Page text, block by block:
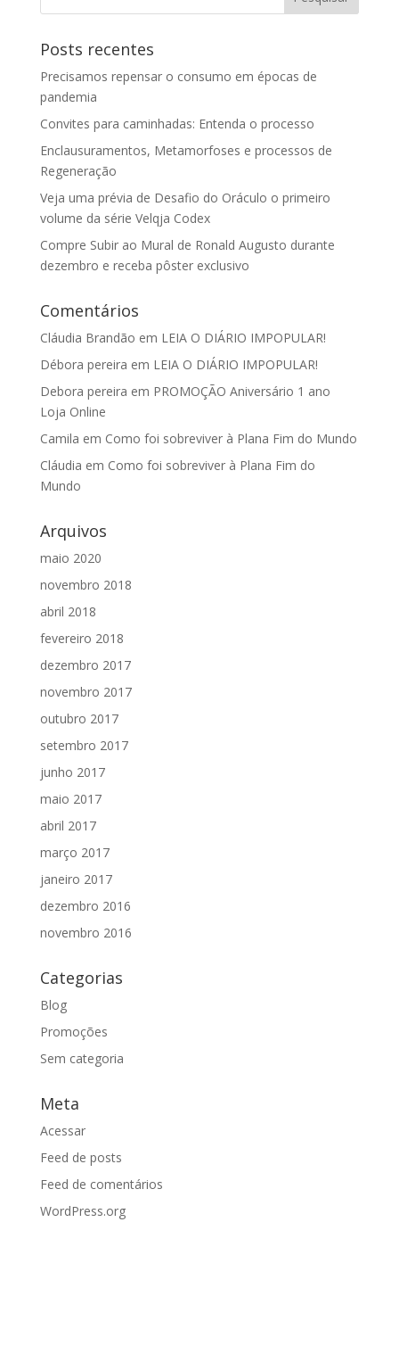
Posts recentes
Precisamos repensar o consumo em épocas de
pandemia
Convites para caminhadas: Entenda o processo
Enclausuramentos, Metamorfoses e processos de
Regeneração
Veja uma prévia de Desafio do Oráculo o primeiro
volume da série Velqja Codex
Compre Subir ao Mural de Ronald Augusto durante
dezembro e receba pôster exclusivo
Comentários
Cláudia Brandão em LEIA O DIÁRIO IMPOPULAR!
Débora pereira em LEIA O DIÁRIO IMPOPULAR!
Debora pereira em PROMOÇÃO Aniversário 1 ano
Loja Online
Camila em Como foi sobreviver à Plana Fim do Mundo
Cláudia em Como foi sobreviver à Plana Fim do
Mundo
Arquivos
maio 2020
novembro 2018
abril 2018
fevereiro 2018
dezembro 2017
novembro 2017
outubro 2017
setembro 2017
junho 2017
maio 2017
abril 2017
março 2017
janeiro 2017
dezembro 2016
novembro 2016
Categorias
Blog
Promoções
Sem categoria
Meta
Acessar
Feed de posts
Feed de comentários
WordPress.org